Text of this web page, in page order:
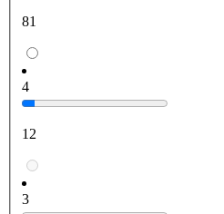
81
4
12
3